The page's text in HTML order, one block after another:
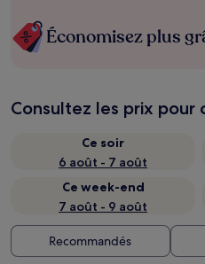
Économisez plus
Consultez les prix pour
Ce soir
6 août - 7 août
Ce week-end
7 août - 9 août
Recommandés